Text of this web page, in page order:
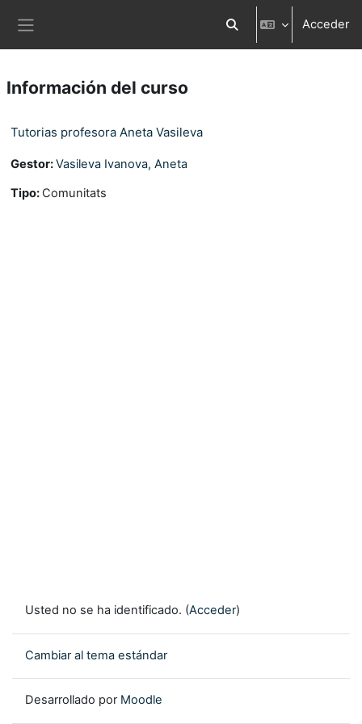
Selector de búsqueda
Acceder
Información del curso
Tutorias profesora Aneta Vasileva
Gestor:Vasileva Ivanova, Aneta
Tipo: Comunitats
Usted no se ha identificado. (Acceder)
Cambiar al tema estándar
Desarrollado por Moodle